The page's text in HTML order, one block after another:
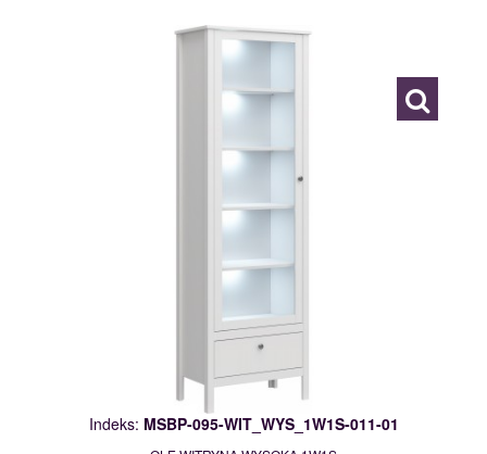
MSBP-095-WIT_WYS_1W1S-011-01
117541
Indeks: MSBP-095-WIT_WYS_1W1S-011-01